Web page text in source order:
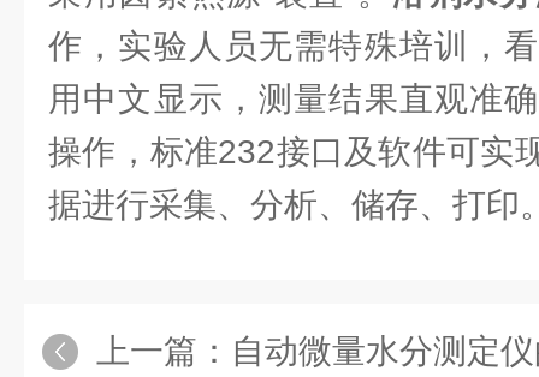
作，实验人员无需特殊培训，
用中文显示，测量结果直观准
操作，标准232接口及软件可实
据进行采集、分析、储存、打印
上一篇： 自动微量水分测定